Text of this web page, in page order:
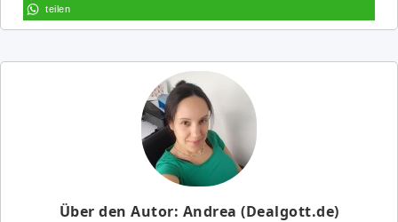
teilen
Über den Autor: Andrea (Dealgott.de)